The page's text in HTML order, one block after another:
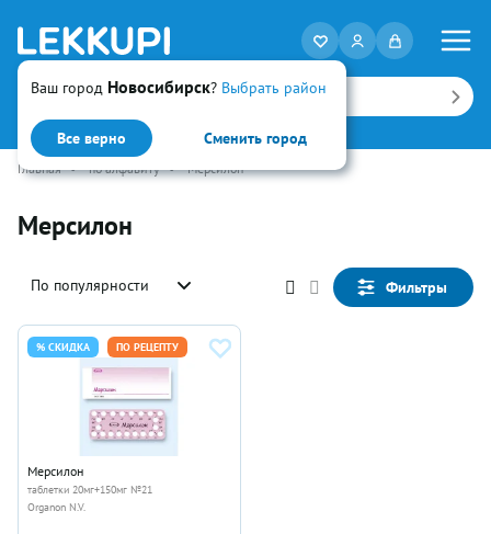
Ваш город Новосибирск? Выбрать район
Все верно Сменить город
Искать
Главная • по алфавиту • Мерсилон
Мерсилон
По популярности Фильтры
% СКИДКА ПО РЕЦЕПТУ
Мерсилон
таблетки 20мг+150мг №21
Organon N.V.